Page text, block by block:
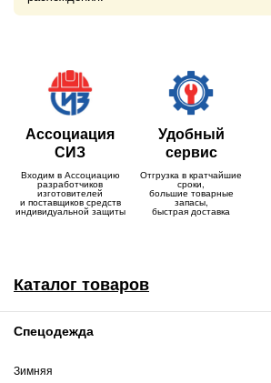
Ассоциация
СИЗ
Входим в Ассоциацию
разработчиков
изготовителей
и поставщиков средств
индивидуальной защиты
Удобный
сервис
Отгрузка в кратчайшие
сроки,
большие товарные
запасы,
быстрая доставка
Каталог товаров
Спецодежда
Зимняя